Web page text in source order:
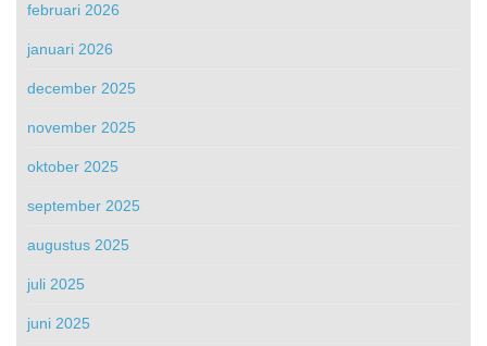
februari 2026
januari 2026
december 2025
november 2025
oktober 2025
september 2025
augustus 2025
juli 2025
juni 2025